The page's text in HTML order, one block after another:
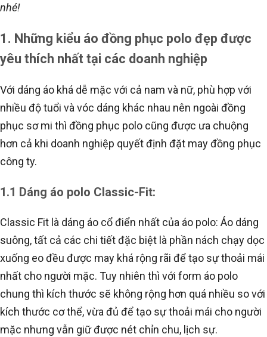
nhé!
1. Những kiểu áo đồng phục polo đẹp được
yêu thích nhất tại các doanh nghiệp
Với dáng áo khá dễ mặc với cả nam và nữ, phù hợp với
nhiều độ tuổi và vóc dáng khác nhau nên ngoài đồng
phục sơ mi thì đồng phục polo cũng được ưa chuộng
hơn cả khi doanh nghiệp quyết định đặt may đồng phục
công ty.
1.1 Dáng áo polo Classic-Fit:
Classic Fit là dáng áo cổ điển nhất của áo polo: Áo dáng
suông, tất cả các chi tiết đặc biệt là phần nách chạy dọc
xuống eo đều được may khá rộng rãi để tạo sự thoải mái
nhất cho người mặc. Tuy nhiên thì với form áo polo
chung thì kích thước sẽ không rộng hơn quá nhiều so với
kích thước cơ thể, vừa đủ để tạo sự thoải mái cho người
mặc nhưng vẫn giữ được nét chỉn chu, lịch sự.